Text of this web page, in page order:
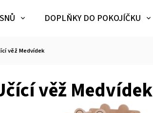
DOPLŇKY DO POKOJÍČKU
věž Medvídek
věž Medvídek